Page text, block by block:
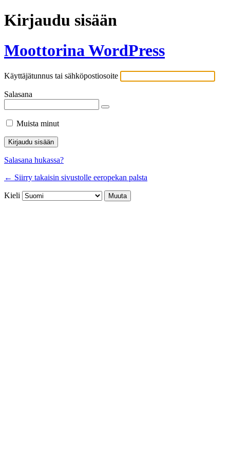
Kirjaudu sisään
Moottorina WordPress
Käyttäjätunnus tai sähköpostiosoite
Salasana
Muista minut
Salasana hukassa?
← Siirry takaisin sivustolle eeropekan palsta
Kieli